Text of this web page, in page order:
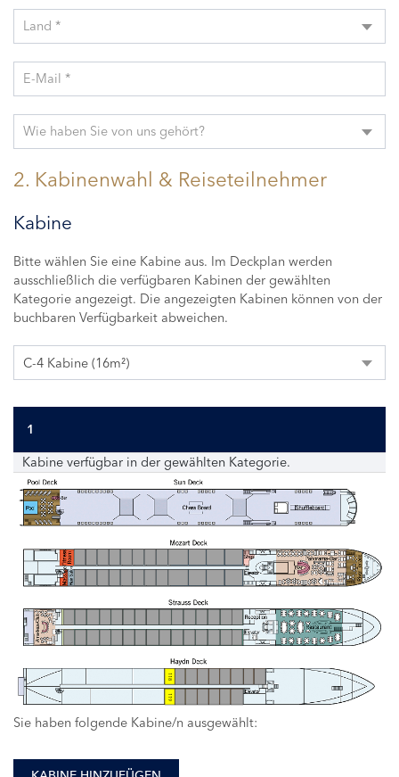
Land *
E-Mail *
Wie haben Sie von uns gehört?
2. Kabinenwahl & Reiseteilnehmer
Kabine
Bitte wählen Sie eine Kabine aus. Im Deckplan werden
ausschließlich die verfügbaren Kabinen der gewählten
Kategorie angezeigt. Die angezeigten Kabinen können von der
buchbaren Verfügbarkeit abweichen.
C-4 Kabine (16m²)
1
Kabine verfügbar in der gewählten Kategorie.
118
119
Sie haben folgende Kabine/n ausgewählt: